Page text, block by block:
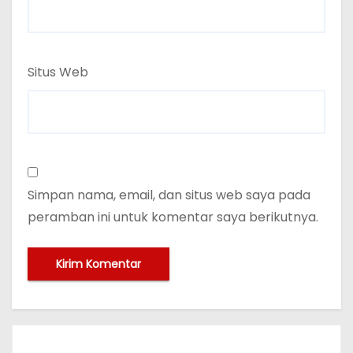
Situs Web
Simpan nama, email, dan situs web saya pada
peramban ini untuk komentar saya berikutnya.